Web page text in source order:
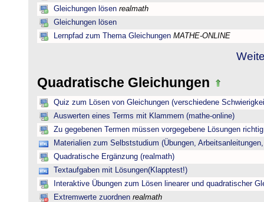
Gleichungen lösen realmath
Gleichungen lösen
Lernpfad zum Thema Gleichungen MATHE-ONLINE
Quadratische Gleichungen
Quiz zum Lösen von Gleichungen (verschiedene
Auswerten eines Terms mit Klammern (mathe-online)
Zu gegebenen Termen müssen vorgegebene Lösungen
Materialien zum Selbststudium (Übungen,
Quadratische Ergänzung (realmath)
Textaufgaben mit Lösungen(Klapptest!)
Interaktive Übungen zum Lösen linearer und quadratischer
Extremwerte zuordnen realmath